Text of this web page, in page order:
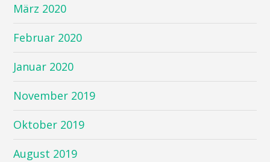
März 2020
Februar 2020
Januar 2020
November 2019
Oktober 2019
August 2019